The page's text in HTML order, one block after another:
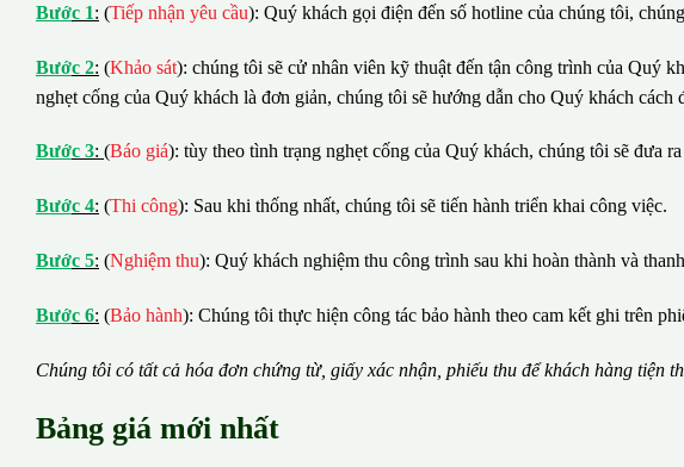
Bước 1: (Tiếp nhận yêu cầu): Quý khách gọi điện đến số hotline của chúng tôi,
Bước 2: (Khảo sát): chúng tôi sẽ cử nhân viên kỹ thuật đến tận công trình của Quý
nghẹt cống của Quý khách là đơn giản, chúng tôi sẽ hướng dẫn cho Quý khách cách
Bước 3: (Báo giá): tùy theo tình trạng nghẹt cống của Quý khách, chúng tôi sẽ đưa
Bước 4: (Thi công): Sau khi thống nhất, chúng tôi sẽ tiến hành triển khai công việc.
Bước 5: (Nghiệm thu): Quý khách nghiệm thu công trình sau khi hoàn thành và
Bước 6: (Bảo hành): Chúng tôi thực hiện công tác bảo hành theo cam kết ghi trên
Chúng tôi có tất cả hóa đơn chứng từ, giấy xác nhận, phiếu thu đểkhách hàng tiện
Bảng giá mới nhất